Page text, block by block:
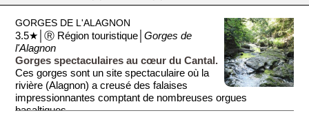
GORGES DE L'ALAGNON
3.5★│Ⓡ Région touristique│Gorges de
l'Alagnon
Gorges spectaculaires au cœur du Cantal.
Ces gorges sont un site spectaculaire où la
rivière (Alagnon) a creusé des falaises
impressionnantes comptant de nombreuses orgues
basaltiques.